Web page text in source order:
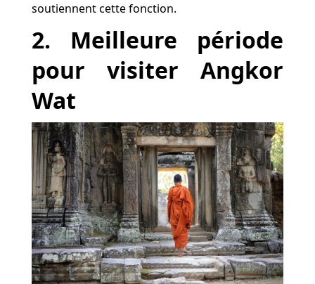
soutiennent cette fonction.
2. Meilleure période
pour visiter Angkor
Wat